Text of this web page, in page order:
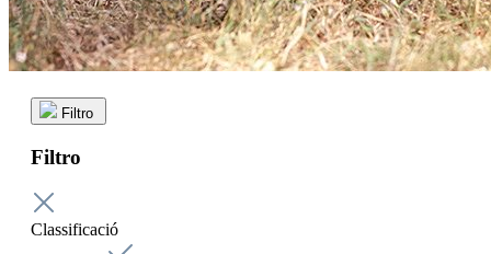
Filtro
Filtro
Classificació